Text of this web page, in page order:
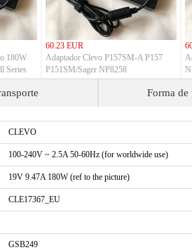
180W
Series
60.23 EUR
Adaptador Clevo P157SM-A P157
P151SM/Sager NP8258
Forma de
CLEVO
100-240V ~ 2.5A 50-60Hz (for worldwide use)
19V 9.47A 180W (ref to the picture)
CLE17367_EU
GSB249